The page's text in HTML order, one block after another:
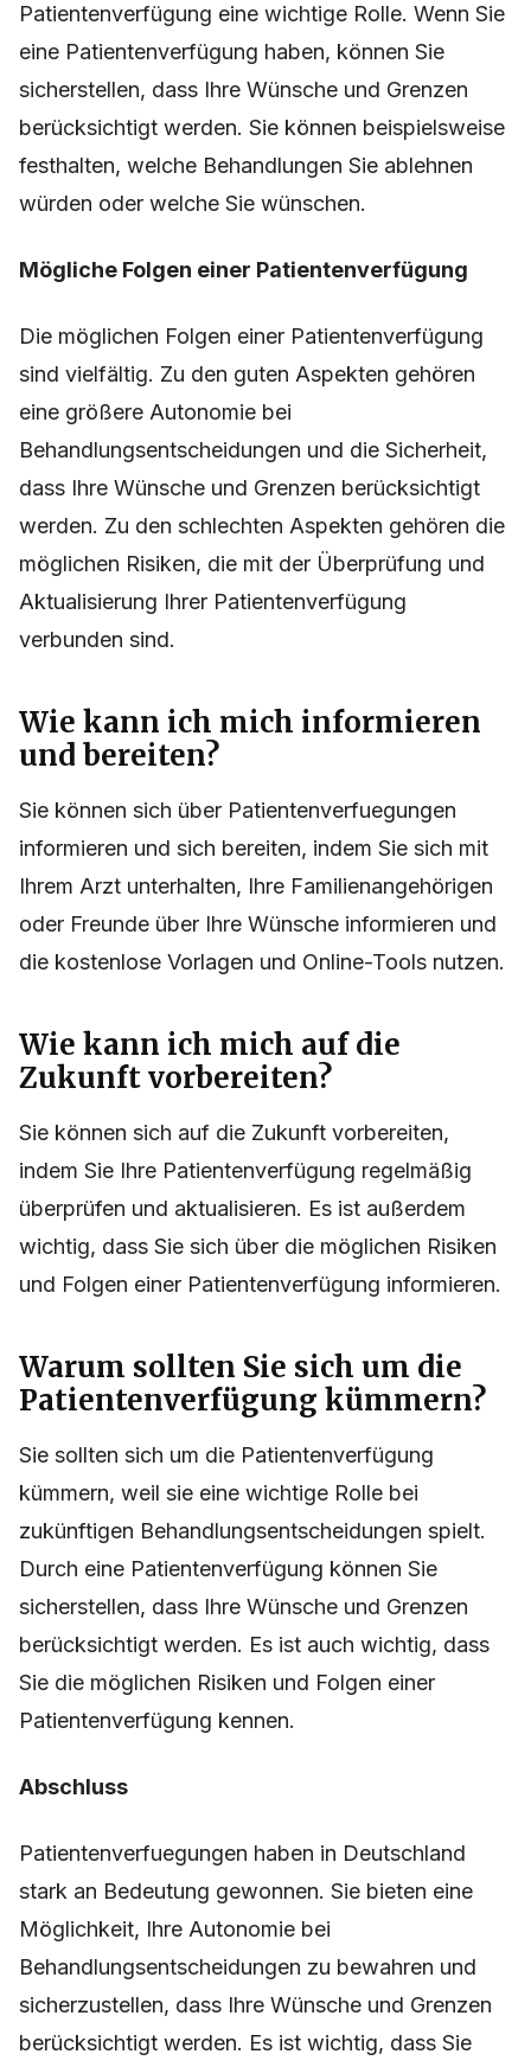
Patientenverfügung eine wichtige Rolle. Wenn Sie
eine Patientenverfügung haben, können Sie
sicherstellen, dass Ihre Wünsche und Grenzen
berücksichtigt werden. Sie können beispielsweise
festhalten, welche Behandlungen Sie ablehnen
würden oder welche Sie wünschen.
Mögliche Folgen einer Patientenverfügung
Die möglichen Folgen einer Patientenverfügung
sind vielfältig. Zu den guten Aspekten gehören
eine größere Autonomie bei
Behandlungsentscheidungen und die Sicherheit,
dass Ihre Wünsche und Grenzen berücksichtigt
werden. Zu den schlechten Aspekten gehören die
möglichen Risiken, die mit der Überprüfung und
Aktualisierung Ihrer Patientenverfügung
verbunden sind.
Wie kann ich mich informieren
und bereiten?
Sie können sich über Patientenverfuegungen
informieren und sich bereiten, indem Sie sich mit
Ihrem Arzt unterhalten, Ihre Familienangehörigen
oder Freunde über Ihre Wünsche informieren und
die kostenlose Vorlagen und Online-Tools nutzen.
Wie kann ich mich auf die
Zukunft vorbereiten?
Sie können sich auf die Zukunft vorbereiten,
indem Sie Ihre Patientenverfügung regelmäßig
überprüfen und aktualisieren. Es ist außerdem
wichtig, dass Sie sich über die möglichen Risiken
und Folgen einer Patientenverfügung informieren.
Warum sollten Sie sich um die
Patientenverfügung kümmern?
Sie sollten sich um die Patientenverfügung
kümmern, weil sie eine wichtige Rolle bei
zukünftigen Behandlungsentscheidungen spielt.
Durch eine Patientenverfügung können Sie
sicherstellen, dass Ihre Wünsche und Grenzen
berücksichtigt werden. Es ist auch wichtig, dass
Sie die möglichen Risiken und Folgen einer
Patientenverfügung kennen.
Abschluss
Patientenverfuegungen haben in Deutschland
stark an Bedeutung gewonnen. Sie bieten eine
Möglichkeit, Ihre Autonomie bei
Behandlungsentscheidungen zu bewahren und
sicherzustellen, dass Ihre Wünsche und Grenzen
berücksichtigt werden. Es ist wichtig, dass Sie